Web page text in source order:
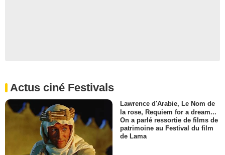
Actus ciné Festivals
Lawrence d'Arabie, Le Nom de
la rose, Requiem for a dream...
On a parlé ressortie de films de
patrimoine au Festival du film
de Lama